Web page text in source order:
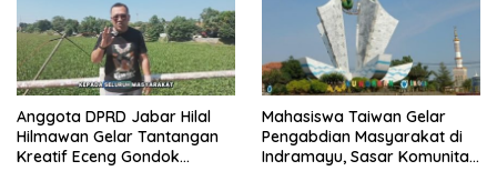
Anggota DPRD Jabar Hilal
Hilmawan Gelar Tantangan
Kreatif Eceng Gondok
Mahasiswa Taiwan Gelar
Pengabdian Masyarakat di
Indramayu, Sasar Komunitas